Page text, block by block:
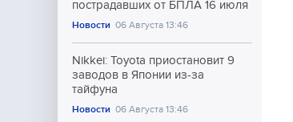
пострадавших от БПЛА 16 июля
Новости 06 Августа 13:46
Nikkei: Toyota приостановит 9
заводов в Японии из-за
тайфуна
Новости 06 Августа 13:46